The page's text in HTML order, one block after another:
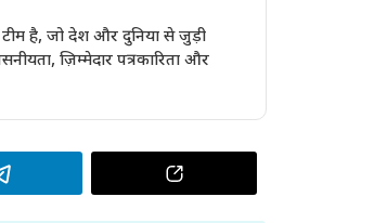
है, जो देश और दुनिया से जुड़ी
ज़िम्मेदार पत्रकारिता और